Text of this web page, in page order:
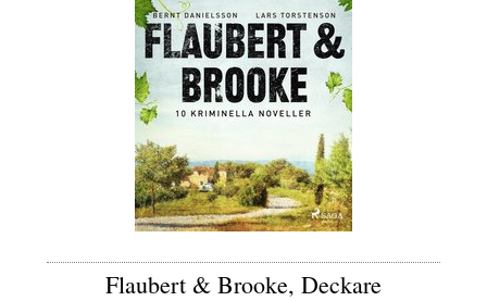
Flaubert & Brooke, Deckare